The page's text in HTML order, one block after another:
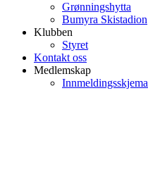
Grønningshytta
Bumyra Skistadion
Klubben
Styret
Kontakt oss
Medlemskap
Innmeldingsskjema